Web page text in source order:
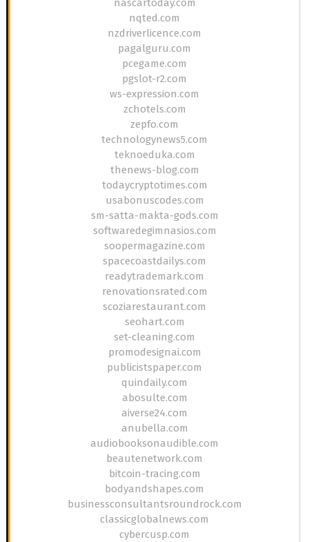
nascartoday.com
nqted.com
nzdriverlicence.com
pagalguru.com
pcegame.com
pgslot-r2.com
ws-expression.com
zchotels.com
zepfo.com
technologynews5.com
teknoeduka.com
thenews-blog.com
todaycryptotimes.com
usabonuscodes.com
sm-satta-makta-gods.com
softwaredegimnasios.com
soopermagazine.com
spacecoastdailys.com
readytrademark.com
renovationsrated.com
scoziarestaurant.com
seohart.com
set-cleaning.com
promodesignai.com
publicistspaper.com
quindaily.com
abosulte.com
aiverse24.com
anubella.com
audiobooksonaudible.com
beautenetwork.com
bitcoin-tracing.com
bodyandshapes.com
businessconsultantsroundrock.com
classicglobalnews.com
cybercusp.com